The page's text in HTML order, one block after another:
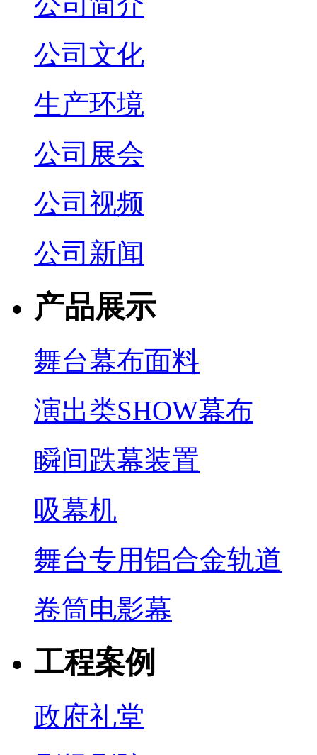
公司文化
生产环境
公司展会
公司视频
公司新闻
产品展示
舞台幕布面料
演出类SHOW幕布
瞬间跌幕装置
吸幕机
舞台专用铝合金轨道
卷筒电影幕
工程案例
政府礼堂